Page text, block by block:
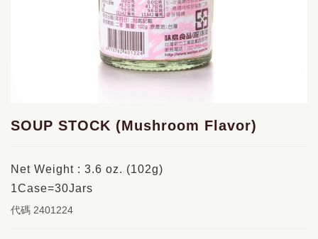
SOUP STOCK (Mushroom Flavor)
Net Weight : 3.6 oz. (102g)
1Case=30Jars
代碼 2401224